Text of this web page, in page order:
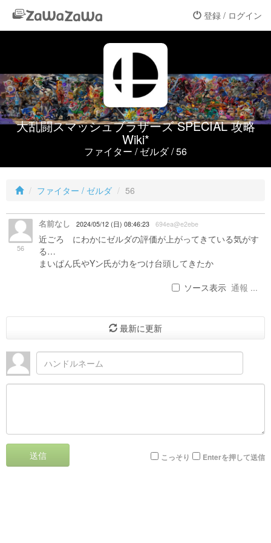
登録 / ログイン
大乱闘スマッシュブラザーズ SPECIAL 攻略
Wiki*
ファイター / ゼルダ / 56
ファイター / ゼルダ 56
56
名前なし 2024/05/12 (日) 08:46:23 694ea@e2ebe
近ごろ にわかにゼルダの評価が上がってきている気がす
る…
まいぱん氏やYン氏が力をつけ台頭してきたか
ソース表示 通報 ...
最新に更新
送信 こっそり Enterを押して送信